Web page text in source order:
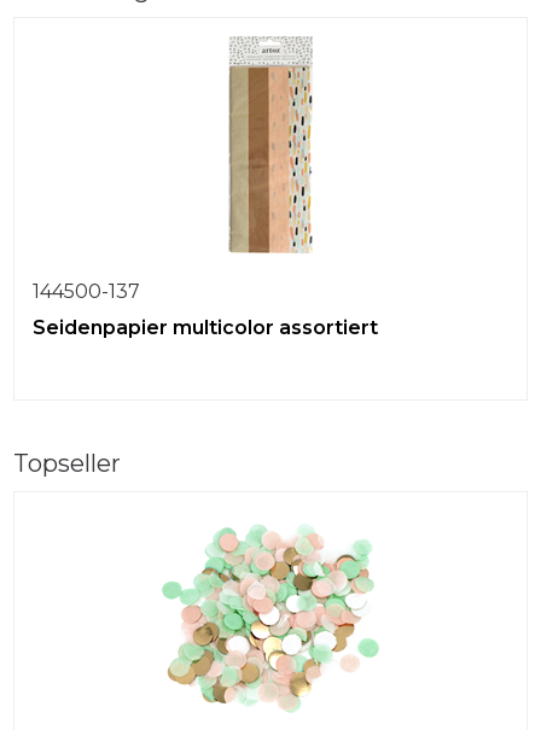
144500-137
Seidenpapier multicolor assortiert
Topseller